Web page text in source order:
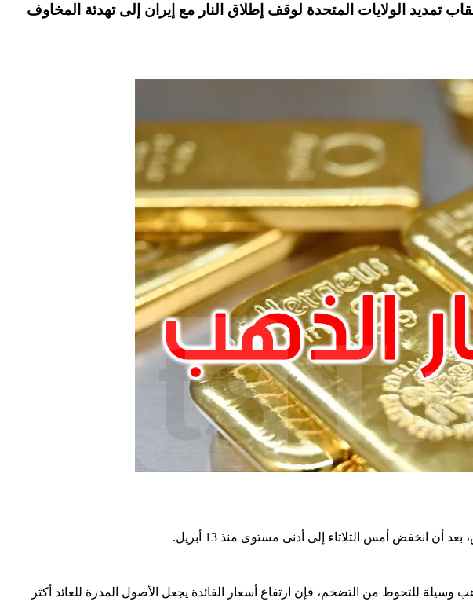
تمديد الولايات المتحدة لوقف إطلاق النار مع إيران إلى تهدئة المخاوف
.
للتحوط من التضخم، فإن ارتفاع أسعار الفائدة يجعل الأصول المدرة للعائد أكثر